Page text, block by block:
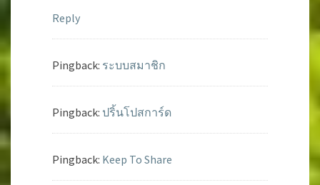
Reply
Pingback: ระบบสมาชิก
Pingback: ปริ้นโปสการ์ด
Pingback: Keep To Share